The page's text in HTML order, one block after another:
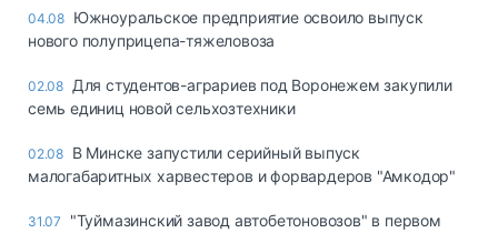
04.08 Южноуральское предприятие освоило выпуск
нового полуприцепа-тяжеловоза
02.08 Для студентов-аграриев под Воронежем закупили
семь единиц новой сельхозтехники
02.08 В Минске запустили серийный выпуск
малогабаритных харвестеров и форвардеров "Амкодор"
31.07
"Туймазинский завод автобетоновозов" в первом